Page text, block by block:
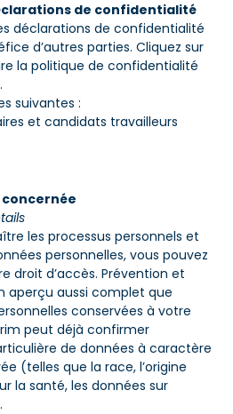
de confidentialité
déclarations de confidentialité
d’autres parties. Cliquez sur
la politique de confidentialité
suivantes :
et candidats travailleurs
les processus personnels et
personnelles, vous pouvez
droit d’accès. Prévention et
aperçu aussi complet que
conservées à votre
peut déjà confirmer
de données à caractère
(telles que la race, l’origine
la santé, les données sur